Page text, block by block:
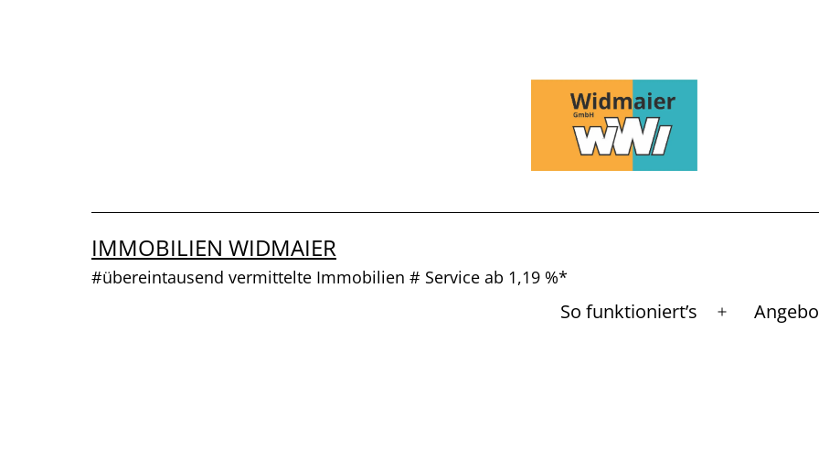
IMMOBILIEN WIDMAIER
#übereintausend vermittelte Immobilien # Service ab 1,19 %*
So funktioniert’s
Menü